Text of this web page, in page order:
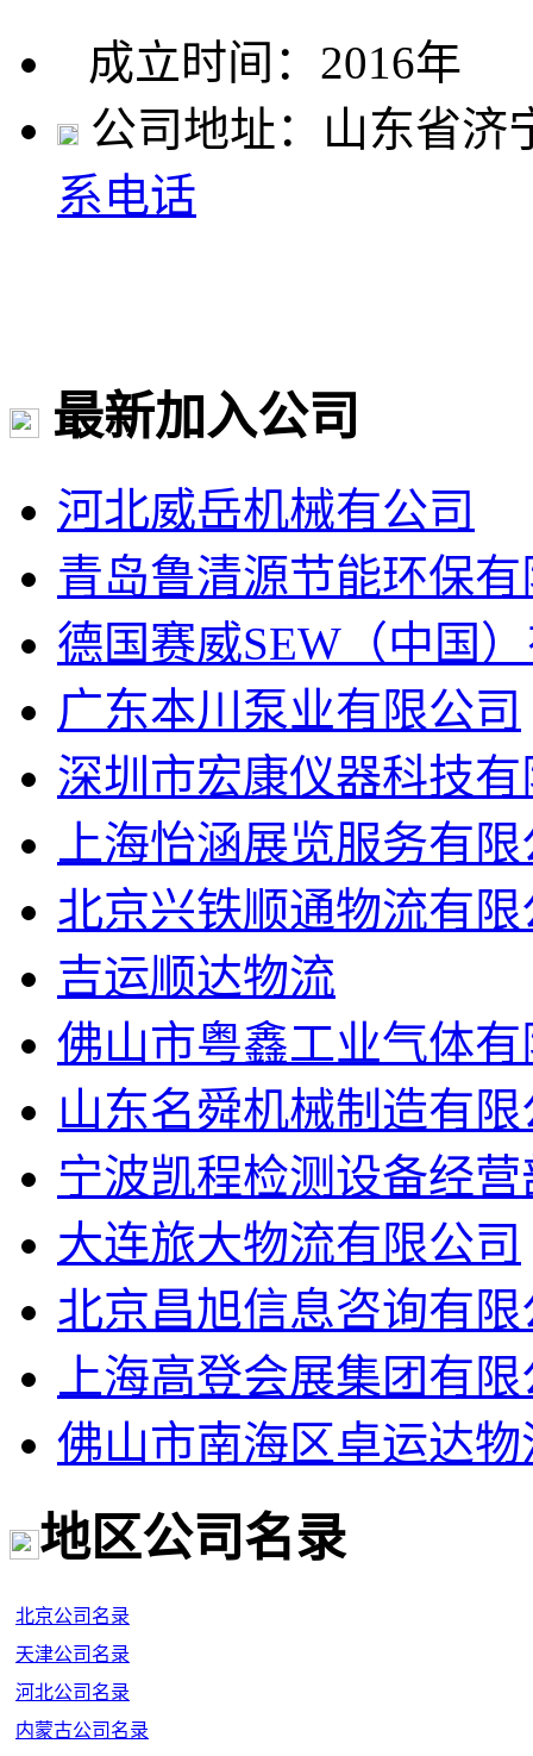
成立时间：2016年
公司地址：山东省济
系电话
最新加入公司
河北威岳机械有公司
青岛鲁清源节能环保
德国赛威SEW（中国
广东本川泵业有限公司
深圳市宏康仪器科技
上海怡涵展览服务有
北京兴铁顺通物流有限
吉运顺达物流
佛山市粤鑫工业气体
山东名舜机械制造有
宁波凯程检测设备经营
大连旅大物流有限公司
北京昌旭信息咨询有限
上海高登会展集团有
佛山市南海区卓运达物
地区公司名录
北京公司名录
天津公司名录
河北公司名录
内蒙古公司名录